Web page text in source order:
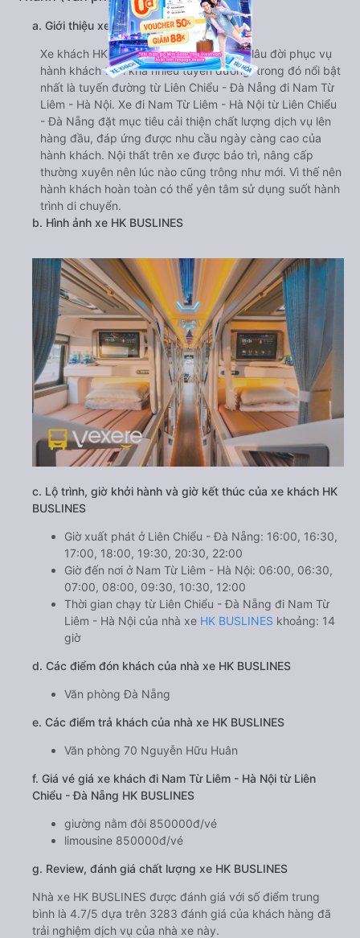
a. Giới thiệu xe HK BUSLINES
Xe khách HK BUSLINES có kinh nghiệm lâu đời phục vụ
hành khách trên khá nhiều tuyến đường, trong đó nổi bật
nhất là tuyến đường từ Liên Chiểu - Đà Nẵng đi Nam Từ
Liêm - Hà Nội. Xe đi Nam Từ Liêm - Hà Nội từ Liên Chiểu
- Đà Nẵng đặt mục tiêu cải thiện chất lượng dịch vụ lên
hàng đầu, đáp ứng được nhu cầu ngày càng cao của
hành khách. Nội thất trên xe được bảo trì, nâng cấp
thường xuyên nên lúc nào cũng trông như mới. Vì thế nên
hành khách hoàn toàn có thể yên tâm sử dụng suốt hành
trình di chuyển.
b. Hình ảnh xe HK BUSLINES
c. Lộ trình, giờ khởi hành và giờ kết thúc của xe khách HK
BUSLINES
Giờ xuất phát ở Liên Chiểu - Đà Nẵng: 16:00, 16:30,
17:00, 18:00, 19:30, 20:30, 22:00
Giờ đến nơi ở Nam Từ Liêm - Hà Nội: 06:00, 06:30,
07:00, 08:00, 09:30, 10:30, 12:00
Thời gian chạy từ Liên Chiểu - Đà Nẵng đi Nam Từ
Liêm - Hà Nội của nhà xe HK BUSLINES khoảng: 14
giờ
d. Các điểm đón khách của nhà xe HK BUSLINES
Văn phòng Đà Nẵng
e. Các điểm trả khách của nhà xe HK BUSLINES
Văn phòng 70 Nguyễn Hữu Huân
f. Giá vé giá xe khách đi Nam Từ Liêm - Hà Nội từ Liên
Chiểu - Đà Nẵng HK BUSLINES
giường nằm đôi 850000đ/vé
limousine 850000đ/vé
g. Review, đánh giá chất lượng xe HK BUSLINES
Nhà xe HK BUSLINES được đánh giá với số điểm trung
bình là 4.7/5 dựa trên 3283 đánh giá của khách hàng đã
trải nghiệm dịch vụ của nhà xe này.